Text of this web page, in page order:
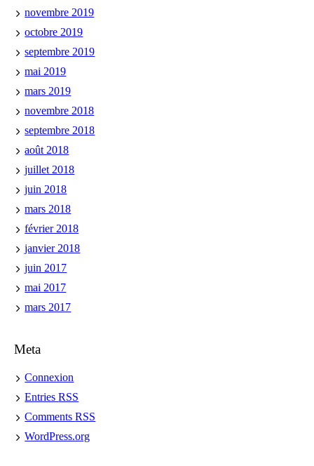
novembre 2019
octobre 2019
septembre 2019
mai 2019
mars 2019
novembre 2018
septembre 2018
août 2018
juillet 2018
juin 2018
mars 2018
février 2018
janvier 2018
juin 2017
mai 2017
mars 2017
Meta
Connexion
EntriesRSS
CommentsRSS
WordPress.org